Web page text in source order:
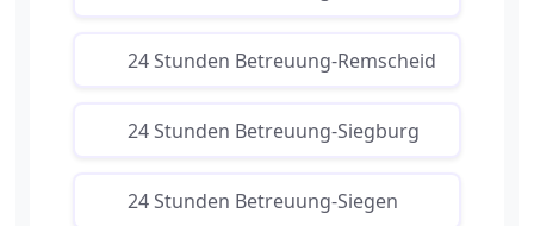
24 Stunden Betreuung-Remscheid
24 Stunden Betreuung-Siegburg
24 Stunden Betreuung-Siegen